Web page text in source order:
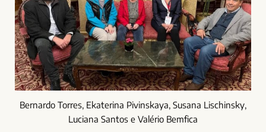
Bernardo Torres, Ekaterina Pivinskaya, Susana Lischinsky,
Luciana Santos e Valério Bemfica